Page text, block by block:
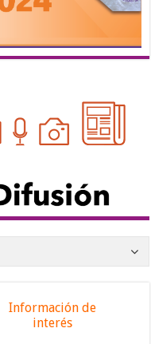
Información de
interés